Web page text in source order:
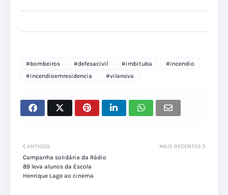
#bombeiros #defesacivil #imbituba
#incendio
#incendioemresidencia
#vilanova
MAIS RECENTES
ANTIGOS
Campanha solidária da Rádio
89 leva alunos da Escola
Henrique Lage ao cinema